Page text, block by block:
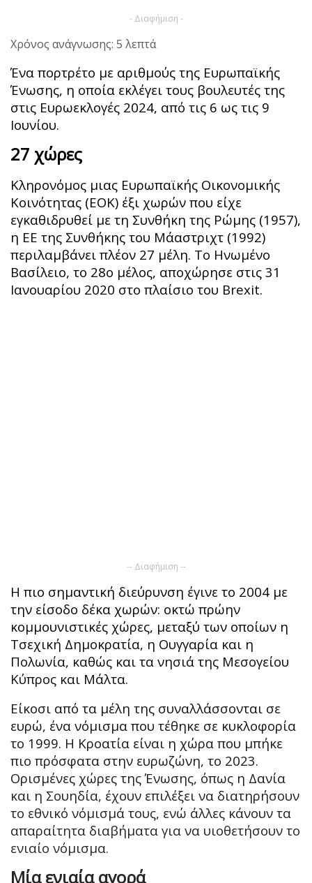
- Διαφήμιση -
Χρόνος ανάγνωσης: 5 λεπτά
Ένα πορτρέτο με αριθμούς της Ευρωπαϊκής
Ένωσης, η οποία εκλέγει τους βουλευτές της
στις Ευρωεκλογές 2024, από τις 6 ως τις 9
Ιουνίου.
27 χώρες
Κληρονόμος μιας Ευρωπαϊκής Οικονομικής
Κοινότητας (ΕΟΚ) έξι χωρών που είχε
εγκαθιδρυθεί με τη Συνθήκη της Ρώμης (1957),
η ΕΕ της Συνθήκης του Μάαστριχτ (1992)
περιλαμβάνει πλέον 27 μέλη. Το Ηνωμένο
Βασίλειο, το 28ο μέλος, αποχώρησε στις 31
Ιανουαρίου 2020 στο πλαίσιο του Brexit.
-- Διαφήμιση --
Η πιο σημαντική διεύρυνση έγινε το 2004 με
την είσοδο δέκα χωρών: οκτώ πρώην
κομμουνιστικές χώρες, μεταξύ των οποίων η
Τσεχική Δημοκρατία, η Ουγγαρία και η
Πολωνία, καθώς και τα νησιά της Μεσογείου
Κύπρος και Μάλτα.
Είκοσι από τα μέλη της συναλλάσσονται σε
ευρώ, ένα νόμισμα που τέθηκε σε κυκλοφορία
το 1999. Η Κροατία είναι η χώρα που μπήκε
πιο πρόσφατα στην ευρωζώνη, το 2023.
Ορισμένες χώρες της Ένωσης, όπως η Δανία
και η Σουηδία, έχουν επιλέξει να διατηρήσουν
το εθνικό νόμισμά τους, ενώ άλλες κάνουν τα
απαραίτητα διαβήματα για να υιοθετήσουν το
ενιαίο νόμισμα.
Μία ενιαία αγορά